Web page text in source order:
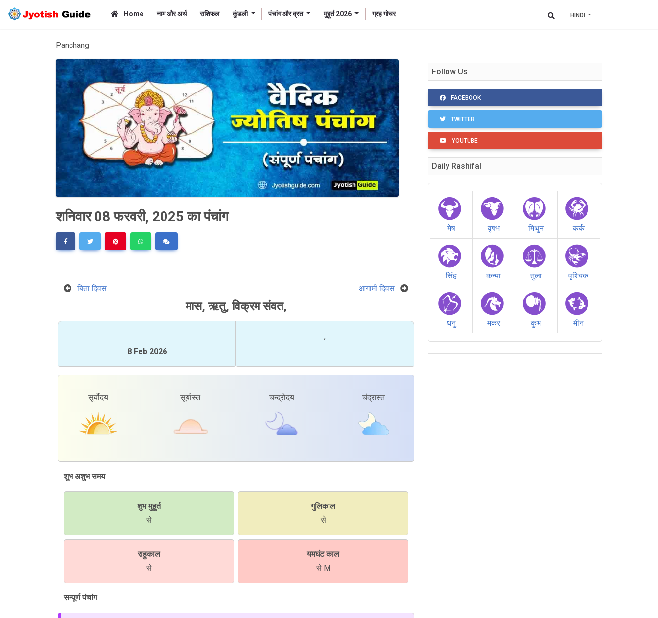
Home नाम और अर्थ राशिफल कुंडली पंचांग और व्रत मुहूर्त 2026 ग्रह गोचर HINDI
Panchang
शनिवार 08 फरवरी, 2025 का पंचांग
बिता दिवस आगामी दिवस
मास, ऋतु, विक्रम संवत,
8 Feb 2026
,
सूर्योदय सूर्यास्त चन्द्रोदय चंद्रास्त
शुभ अशुभ समय
शुभ मुहूर्त
से
गुलिकाल
से
राहुकाल
से
यमघंट काल
से M
सम्पूर्ण पंचांग
Follow Us
FACEBOOK
TWITTER
YOUTUBE
Daily Rashifal
मेष वृषभ मिथुन कर्क
सिंह कन्या तुला वृश्चिक
धनु मकर कुंभ मीन